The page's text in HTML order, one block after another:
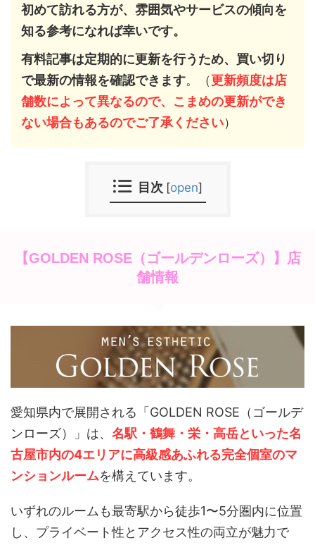
初めて訪れる方が、雰囲気やサービスの傾向を
知る参考になれば幸いです。
有料記事は定期的に更新を行うため、買い切り
で最新の情報を確認できます。（更新頻度は店
舗数によって異なるので、こまめの更新ができ
ない場合もあるのでご了承ください）
目次 [open]
【GOLDEN ROSE（ゴールデンローズ）】店
舗情報
愛知県内で展開される「GOLDEN ROSE（ゴールデ
ンローズ）」は、 名駅・鶴舞・栄・高岳といった名
古屋市内の4エリアに高級感あふれる完全個室のマ
ンションルームを構えています。
いずれのルームも最寄駅から徒歩1〜5分圏内に位置
し、プライベート性とアクセス性の両立が魅力で